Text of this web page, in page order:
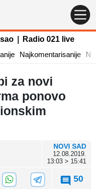
Radio 021 live
Najkomentarisanije
za novi
ponovo
NOVI SAD
12.08.2019.
13:03 > 15:41
50